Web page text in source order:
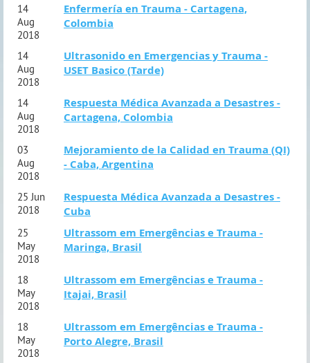
14
Aug
2018
Enfermería en Trauma - Cartagena,
Colombia
14
Aug
2018
Ultrasonido en Emergencias y Trauma -
USET Basico (Tarde)
14
Aug
2018
Respuesta Médica Avanzada a Desastres -
Cartagena, Colombia
03
Aug
2018
Mejoramiento de la Calidad en Trauma (QI)
- Caba, Argentina
25 Jun
2018
Respuesta Médica Avanzada a Desastres -
Cuba
25
May
2018
Ultrassom em Emergências e Trauma -
Maringa, Brasil
18
May
2018
Ultrassom em Emergências e Trauma -
Itajai, Brasil
18
May
2018
Ultrassom em Emergências e Trauma -
Porto Alegre, Brasil